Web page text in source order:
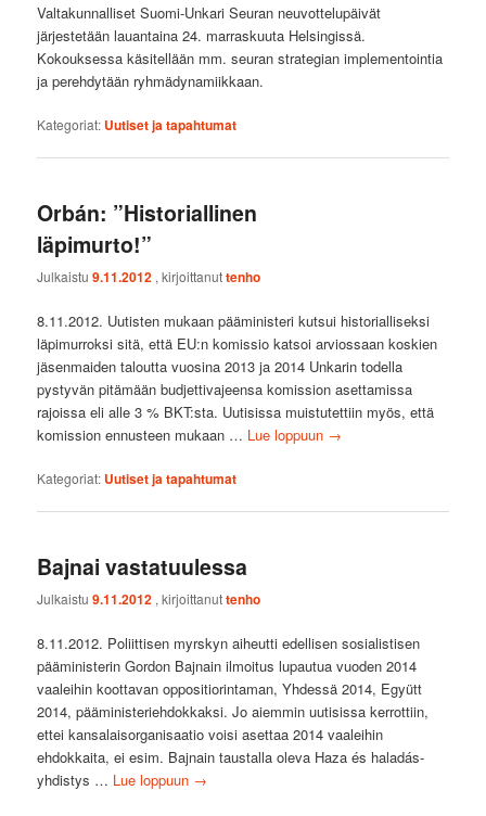
Valtakunnalliset Suomi-Unkari Seuran neuvottelupäivät
järjestetään lauantaina 24. marraskuuta Helsingissä.
Kokouksessa käsitellään mm. seuran strategian implementointia
ja perehdytään ryhmädynamiikkaan.
Kategoriat: Uutiset ja tapahtumat
Orbán: ”Historiallinen
läpimurto!”
Julkaistu9.11.2012 , kirjoittanuttenho
8.11.2012. Uutisten mukaan pääministeri kutsui historialliseksi
läpimurroksi sitä, että EU:n komissio katsoi arviossaan koskien
jäsenmaiden taloutta vuosina 2013 ja 2014 Unkarin todella
pystyvän pitämään budjettivajeensa komission asettamissa
rajoissa eli alle 3 % BKT:sta. Uutisissa muistutettiin myös, että
komission ennusteen mukaan … Lue loppuun →
Kategoriat: Uutiset ja tapahtumat
Bajnai vastatuulessa
Julkaistu9.11.2012 , kirjoittanuttenho
8.11.2012. Poliittisen myrskyn aiheutti edellisen sosialistisen
pääministerin Gordon Bajnain ilmoitus lupautua vuoden 2014
vaaleihin koottavan oppositiorintaman, Yhdessä 2014, Együtt
2014, pääministeriehdokkaksi. Jo aiemmin uutisissa kerrottiin,
ettei kansalaisorganisaatio voisi asettaa 2014 vaaleihin
ehdokkaita, ei esim. Bajnain taustalla oleva Haza és haladás-
yhdistys … Lue loppuun →